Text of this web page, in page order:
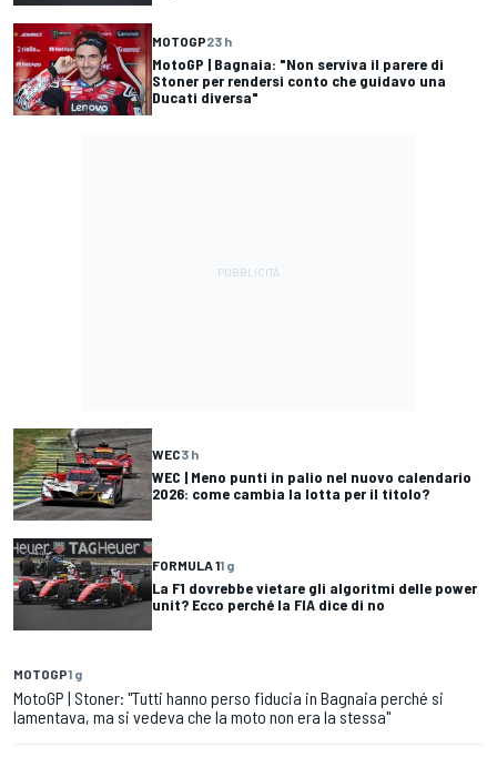
MOTOGP23 h
MotoGP | Bagnaia: "Non serviva il parere di
Stoner per rendersi conto che guidavo una
Ducati diversa"
WEC3 h
WEC | Meno punti in palio nel nuovo calendario
2026: come cambia la lotta per il titolo?
FORMULA 11 g
La F1 dovrebbe vietare gli algoritmi delle power
unit? Ecco perché la FIA dice di no
MOTOGP1 g
MotoGP | Stoner: "Tutti hanno perso fiducia in Bagnaia perché si
lamentava, ma si vedeva che la moto non era la stessa"